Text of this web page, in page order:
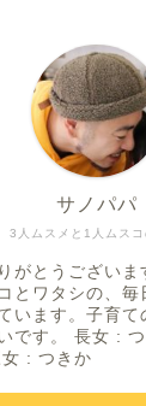
3人ムスメと1人ムスコ
サノパパ
がとうござい
とワタシの、毎
います。子育て
です。 長女 :
: つきか